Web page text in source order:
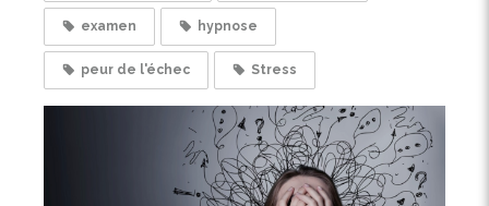
examen hypnose
peur de l'échec Stress